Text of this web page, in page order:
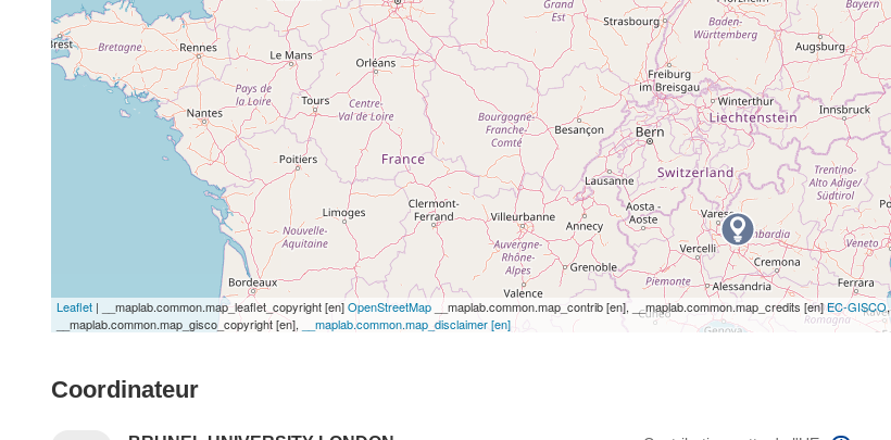
Leaflet | __maplab.common.map_leaflet_copyright [en]OpenStreetMap __maplab.common.map_contrib [en], __maplab.common.map_credits [en]EC-GISCO,
__maplab.common.map_gisco_copyright [en],
__maplab.common.map_disclaimer [en]
Coordinateur